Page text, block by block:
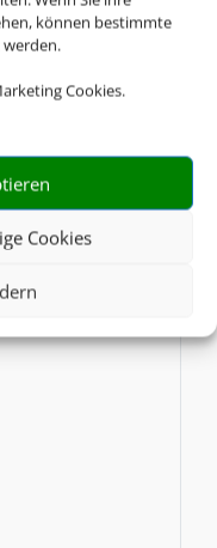
können bestimmte
Cookies.
Cookies